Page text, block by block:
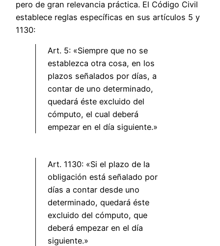
pero de gran relevancia práctica. El Código Civil
establece reglas específicas en sus artículos 5 y
1130:
Art. 5: «Siempre que no se
establezca otra cosa, en los
plazos señalados por días, a
contar de uno determinado,
quedará éste excluido del
cómputo, el cual deberá
empezar en el día siguiente.»
Art. 1130: «Si el plazo de la
obligación está señalado por
días a contar desde uno
determinado, quedará éste
excluido del cómputo, que
deberá empezar en el día
siguiente.»